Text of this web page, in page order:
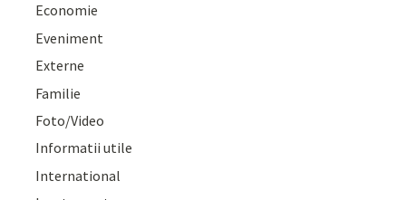
Economie
Eveniment
Externe
Familie
Foto/Video
Informatii utile
International